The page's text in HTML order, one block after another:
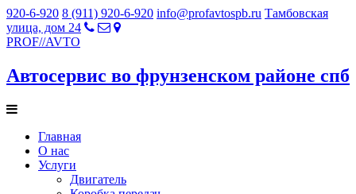
920-6-920 8 (911) 920-6-920 info@profavtospb.ru Тамбовская
улица, дом 24
PROF//AVTO
Автосервис во фрунзенском районе спб
Главная
О нас
Услуги
Двигатель